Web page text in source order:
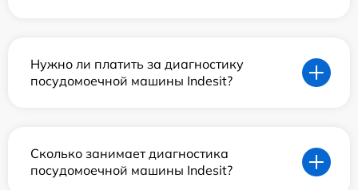
Нужно ли платить за диагностику
посудомоечной машины Indesit?
Сколько занимает диагностика
посудомоечной машины Indesit?